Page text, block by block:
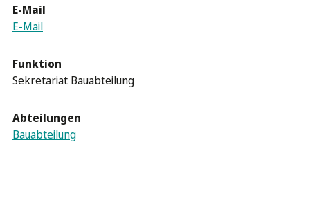
E-Mail
E-Mail
Funktion
Sekretariat Bauabteilung
Abteilungen
Bauabteilung